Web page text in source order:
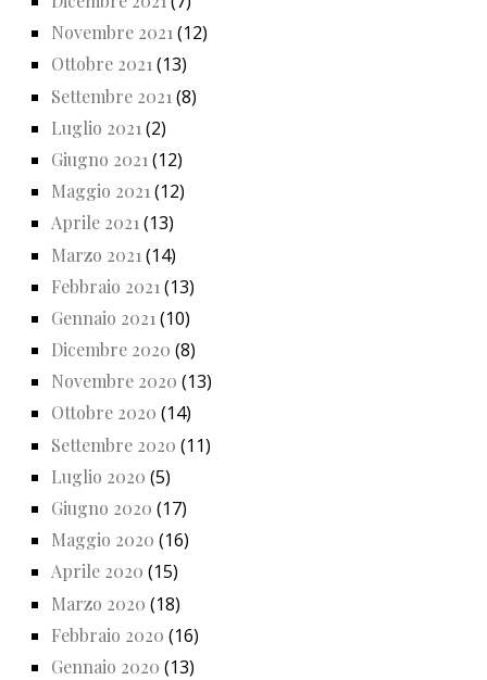
Novembre 2021(12)
Ottobre 2021(13)
Settembre 2021 (8)
Luglio 2021 (2)
Giugno 2021 (12)
Maggio 2021 (12)
Aprile 2021(13)
Marzo 2021 (14)
Febbraio 2021 (13)
Gennaio 2021 (10)
Dicembre 2020 (8)
Novembre 2020 (13)
Ottobre 2020 (14)
Settembre 2020 (11)
Luglio 2020 (5)
Giugno 2020 (17)
Maggio 2020 (16)
Aprile 2020 (15)
Marzo 2020 (18)
Febbraio 2020 (16)
Gennaio 2020 (13)